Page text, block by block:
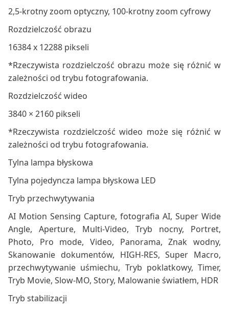
2,5-krotny zoom optyczny, 100-krotny zoom cyfrowy
Rozdzielczość obrazu
16384 x 12288 pikseli
*Rzeczywista rozdzielczość obrazu może się różnić w
zależności od trybu fotografowania.
Rozdzielczość wideo
3840 × 2160 pikseli
*Rzeczywista rozdzielczość wideo może się różnić w
zależności od trybu fotografowania.
Tylna lampa błyskowa
Tylna pojedyncza lampa błyskowa LED
Tryb przechwytywania
AI Motion Sensing Capture, fotografia AI, Super Wide
Angle, Aperture, Multi-Video, Tryb nocny, Portret,
Photo, Pro mode, Video, Panorama, Znak wodny,
Skanowanie dokumentów, HIGH-RES, Super Macro,
przechwytywanie uśmiechu, Tryb poklatkowy, Timer,
Tryb Movie, Slow-MO, Story, Malowanie światłem, HDR
Tryb stabilizacji